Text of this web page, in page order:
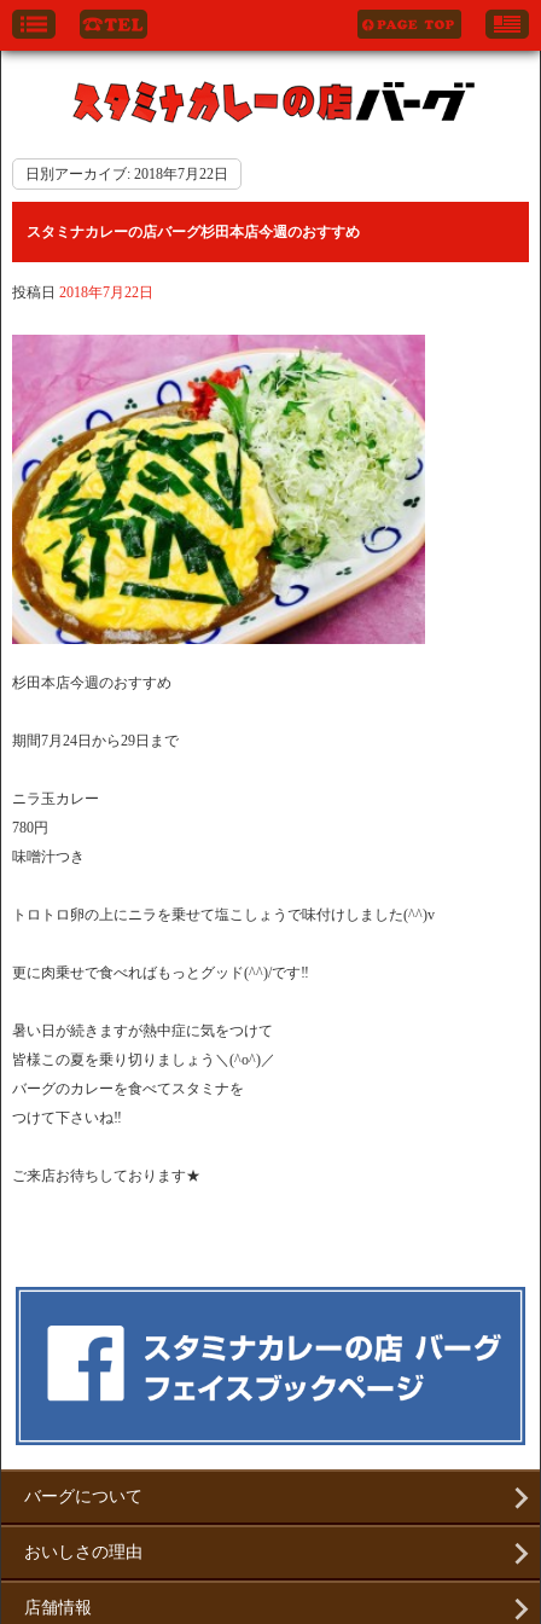
日別アーカイブ: 2018年7月22日
スタミナカレーの店バーグ杉田本店今週のおすすめ
投稿日 2018年7月22日
杉田本店今週のおすすめ
期間7月24日から29日まで
ニラ玉カレー
780円
味噌汁つき
トロトロ卵の上にニラを乗せて塩こしょうで味付けしました(^^)v
更に肉乗せで食べればもっとグッド(^^)/です‼
暑い日が続きますが熱中症に気をつけて
皆様この夏を乗り切りましょう＼(^o^)／
バーグのカレーを食べてスタミナを
つけて下さいね‼
ご来店お待ちしております★
バーグについて
おいしさの理由
店舗情報